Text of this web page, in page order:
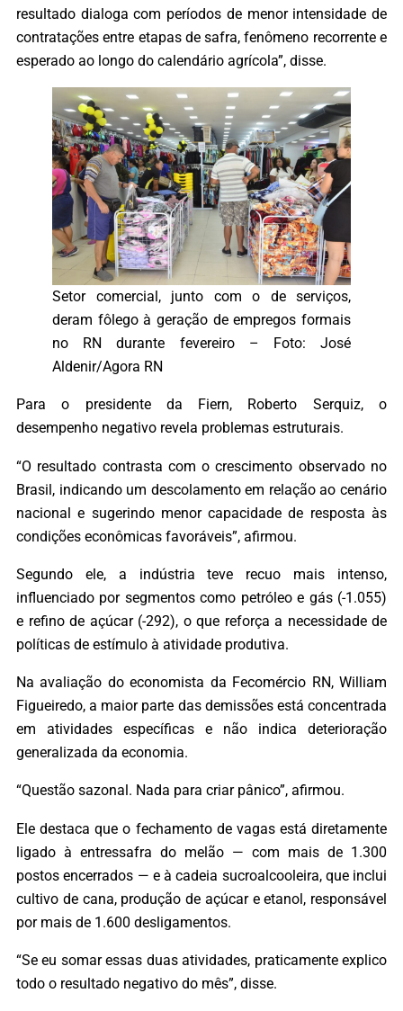
resultado dialoga com períodos de menor intensidade de
contratações entre etapas de safra, fenômeno recorrente e
esperado ao longo do calendário agrícola”, disse.
Setor comercial, junto com o de serviços,
deram fôlego à geração de empregos formais
no RN durante fevereiro – Foto: José
Aldenir/Agora RN
Para o presidente da Fiern, Roberto Serquiz, o
desempenho negativo revela problemas estruturais.
“O resultado contrasta com o crescimento observado no
Brasil, indicando um descolamento em relação ao cenário
nacional e sugerindo menor capacidade de resposta às
condições econômicas favoráveis”, afirmou.
Segundo ele, a indústria teve recuo mais intenso,
influenciado por segmentos como petróleo e gás (-1.055)
e refino de açúcar (-292), o que reforça a necessidade de
políticas de estímulo à atividade produtiva.
Na avaliação do economista da Fecomércio RN, William
Figueiredo, a maior parte das demissões está concentrada
em atividades específicas e não indica deterioração
generalizada da economia.
“Questão sazonal. Nada para criar pânico”, afirmou.
Ele destaca que o fechamento de vagas está diretamente
ligado à entressafra do melão — com mais de 1.300
postos encerrados — e à cadeia sucroalcooleira, que inclui
cultivo de cana, produção de açúcar e etanol, responsável
por mais de 1.600 desligamentos.
“Se eu somar essas duas atividades, praticamente explico
todo o resultado negativo do mês”, disse.